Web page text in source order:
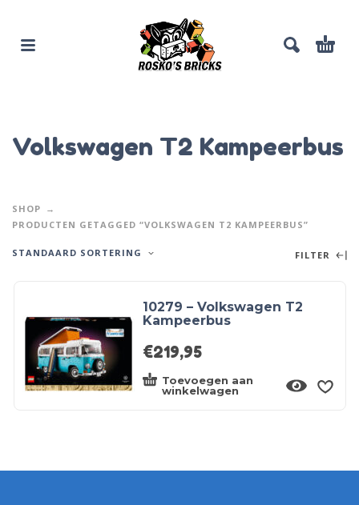
Volkswagen T2 Kampeerbus
SHOP
PRODUCTEN GETAGGED “VOLKSWAGEN T2 KAMPEERBUS”
STANDAARD SORTERING FILTER
10279 – Volkswagen T2
Kampeerbus
€219,95
Toevoegen aan
winkelwagen